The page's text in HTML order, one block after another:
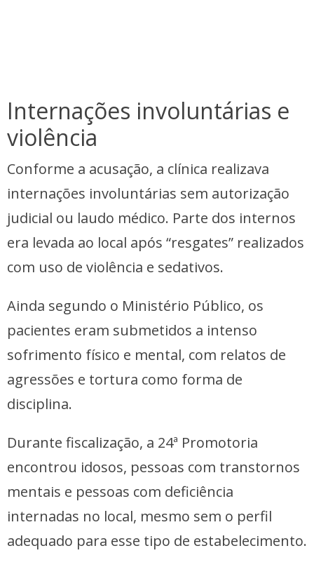
Internações involuntárias e
violência
Conforme a acusação, a clínica realizava
internações involuntárias sem autorização
judicial ou laudo médico. Parte dos internos
era levada ao local após “resgates” realizados
com uso de violência e sedativos.
Ainda segundo o Ministério Público, os
pacientes eram submetidos a intenso
sofrimento físico e mental, com relatos de
agressões e tortura como forma de
disciplina.
Durante fiscalização, a 24ª Promotoria
encontrou idosos, pessoas com transtornos
mentais e pessoas com deficiência
internadas no local, mesmo sem o perfil
adequado para esse tipo de estabelecimento.